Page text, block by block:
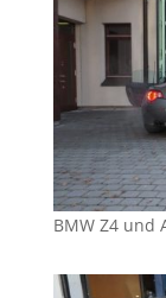
BMW Z4 und